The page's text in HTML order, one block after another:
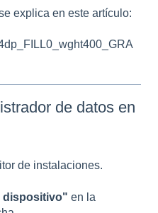
explica en este artículo:
de datos en
de instalaciones.
dispositivo" en la